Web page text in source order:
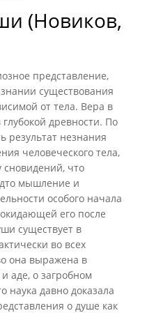
(Новиков,
представление,
существования
от тела. Вера в
древности. По
результат незнания
человеческого тела,
что
мышление и
особого начала
его после
существует в
во всех
она выражена в
аде, о загробном
наука давно доказала
о душе как